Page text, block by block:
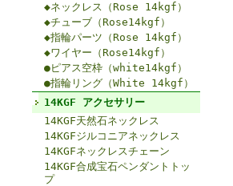
◆ネックレス（Rose 14kgf）
◆チューブ（Rose14kgf）
◆指輪パーツ（Rose 14kgf）
◆ワイヤー（Rose14kgf）
●ピアス空枠（white14kgf）
●指輪リング（White 14kgf）
14KGF アクセサリー
14KGF天然石ネックレス
14KGFジルコニアネックレス
14KGFネックレスチェーン
14KGF合成宝石ペンダントトッ
プ